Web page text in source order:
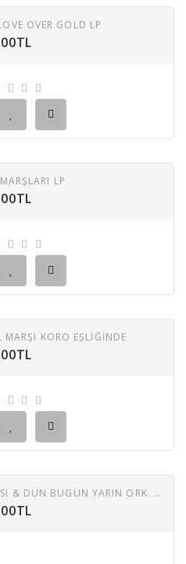
OVER GOLD LP
LP
KORO EŞLİĞİNDE
1978 EUROVISION YARIŞMASI & DÜN BUGÜN YARIN ORK. - 45 LİK - İNSANIZ BİZ - VUR ŞU SAZIN TELLERİNE (ERTAN ANAPA, ESMERAY, FUNDA ANAPA, İSKENDER DOĞAN, KEREM YILMAZER ,MELİKE DEMİRAĞ 45 LIK PLAK